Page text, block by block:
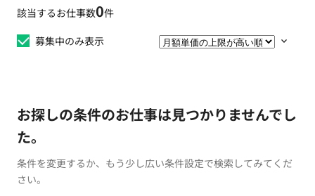
該当するお仕事数0件
募集中のみ表示
お探しの条件のお仕事は見つかりませんでし
た。
条件を変更するか、もう少し広い条件設定で検索してみてくだ
さい。